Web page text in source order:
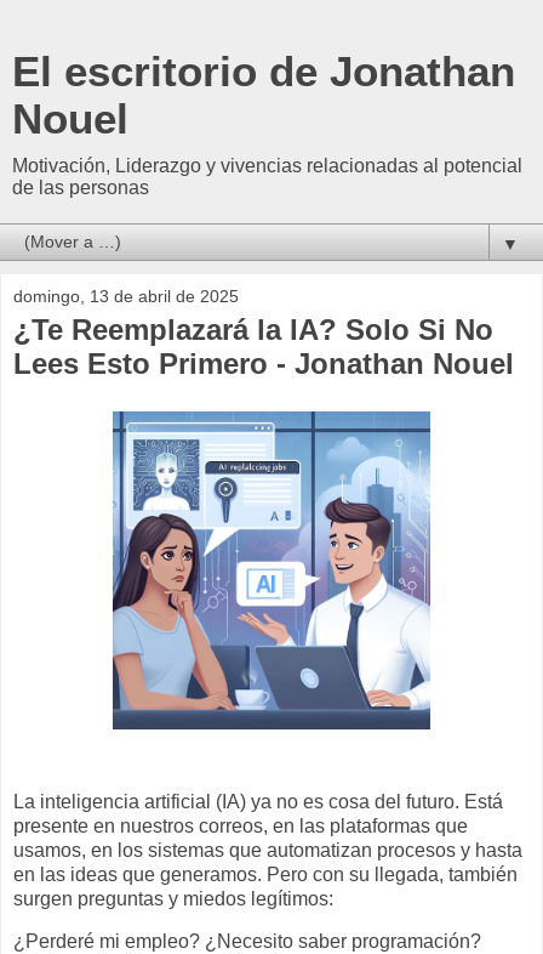
El escritorio de Jonathan
Nouel
Motivación, Liderazgo y vivencias relacionadas al potencial
de las personas
▼
domingo, 13 de abril de 2025
¿Te Reemplazará la IA? Solo Si No
Lees Esto Primero - Jonathan Nouel
La inteligencia artificial (IA) ya no es cosa del futuro. Está
presente en nuestros correos, en las plataformas que
usamos, en los sistemas que automatizan procesos y hasta
en las ideas que generamos. Pero con su llegada, también
surgen preguntas y miedos legítimos:
¿Perderé mi empleo? ¿Necesito saber programación?